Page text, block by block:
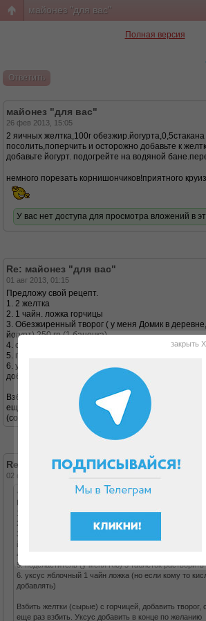
майонез "для вас"
Полная версия
Ответить
майонез "для вас"
26 фев 2013, 15:05
2 яичных желтка,100г
посолить,поперчить и осторожно добавьте к
добавьте йогурт. подогрейте на водяной
немного порезать корнишончиков!приятного
У вас нет доступа для просмотра вложений в
Re: майонез "для вас"
01 авг 2013, 01:15
Предложу свой рецепт.
1. 2 желтка
2. 1 чайн. ложка горчицы
3. Обезжиренный творог ( у меня Домик в деревне,
йогурт) 250 гр (1 баночка)
4. соль 1/3 чайн ложки
5. подсластитель (у меня Rio) 5 таблеток
6. уксус яблочный 1 чайн ложка (но если кому то
добавлять)
Взбить желтки (сырые) с горчицей, добавить
еще раз взбить. Уксус добавить в конце по желанию
(соль и подсластитель добавьте по вкусу,)
Re: майонез "для вас"
02 окт 2013, 11:46
<ОльгаР=< писал(а):
Предложу свой рецепт.
1. 2 желтка
2. 1 чайн. ложка горчицы
3. Обезжиренный творог ( у меня Домик в деревне,
йогурт) 250 гр (1 баночка)
4. соль 1/3 чайн ложки
5. подсластитель (у меня Rio) 5 таблеток
6. уксус яблочный 1 чайн ложка (но если кому то
добавлять)
Взбить желтки (сырые) с горчицей, добавить творог,
еще раз взбить. Уксус добавить в конце по желанию
закрыть X